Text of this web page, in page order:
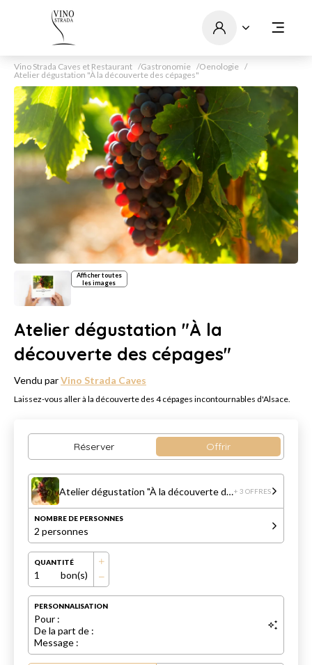
Vino Strada Caves et Restaurant Gastronomie
Oenologie
Atelier dégustation "À la découverte des cépages"
Afficher toutes
les images
Atelier dégustation "À la
découverte des cépages"
Vendu parVino Strada Caves
Laissez-vous aller à la découverte des 4 cépages incontournables d'Alsace.
Réserver Offrir
Atelier dégustation "À la découverte des cépages"+ 3 OFFRES
NOMBRE DE PERSONNES
2 personnes
QUANTITÉ
1 bon(s)
PERSONNALISATION
Pour :
De la part de :
Message :